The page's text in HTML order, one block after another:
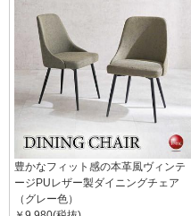
豊かなフィット感の本革風ヴィンテ
ージPUレザー製ダイニングチェア
（グレー色）